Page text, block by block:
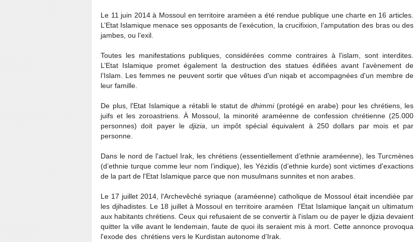
Le 11 juin 2014 à Mossoul en territoire araméen a été rendue publique une charte en 16 articles.
L’Etat Islamique menace ses opposants de l’exécution, la crucifixion, l’amputation des bras ou des
jambes, ou l’exil.
Toutes les manifestations publiques, considérées comme contraires à l'islam, sont interdites.
L’Etat Islamique promet également la destruction des statues édifiées avant l’avènement de
l’Islam. Les femmes ne peuvent sortir que vêtues d'un niqab et accompagnées d'un membre de
leur famille.
De plus, l'Etat Islamique a rétabli le statut de dhimmi(protégé en arabe) pour les chrétiens, les
juifs et les zoroastriens. À Mossoul, la minorité araméenne de confession chrétienne (25.000
personnes) doit payer le djizia , un impôt spécial équivalent à 250 dollars par mois et par
personne.
Dans le nord de l'actuel Irak, les chrétiens (essentiellement d’ethnie araméenne), les Turcmènes
(d’ethnie turque comme leur nom l’indique), les Yézidis (d’ethnie kurde) sont victimes d'exactions
de la part de l'Etat Islamique parce que non musulmans sunnites et non arabes.
Le 17 juillet 2014, l'Archevêché syriaque (araméenne) catholique de Mossoul était incendiée par
les djihadistes. Le 18 juillet à Mossoul en territoire araméen l'Etat Islamique lançait un ultimatum
aux habitants chrétiens. Ceux qui refusaient de se convertir à l'islam ou de payer le djizia devaient
quitter la ville avant le lendemain, faute de quoi ils seraient mis à mort. Cette annonce provoqua
l'exode des chrétiens vers le Kurdistan autonome d’Irak.